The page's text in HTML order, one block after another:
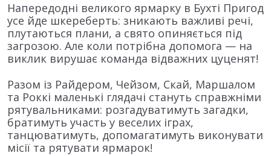
Напередодні великого ярмарку в Бухті Пригод
усе йде шкереберть: зникають важливі речі,
плутаються плани, а свято опиняється під
загрозою. Але коли потрібна допомога — на
виклик вирушає команда відважних цуценят!
Разом із Райдером, Чейзом, Скай, Маршалом
та Роккі маленькі глядачі стануть справжніми
рятувальниками: розгадуватимуть загадки,
братимуть участь у веселих іграх,
танцюватимуть, допомагатимуть виконувати
місії та рятувати ярмарок!